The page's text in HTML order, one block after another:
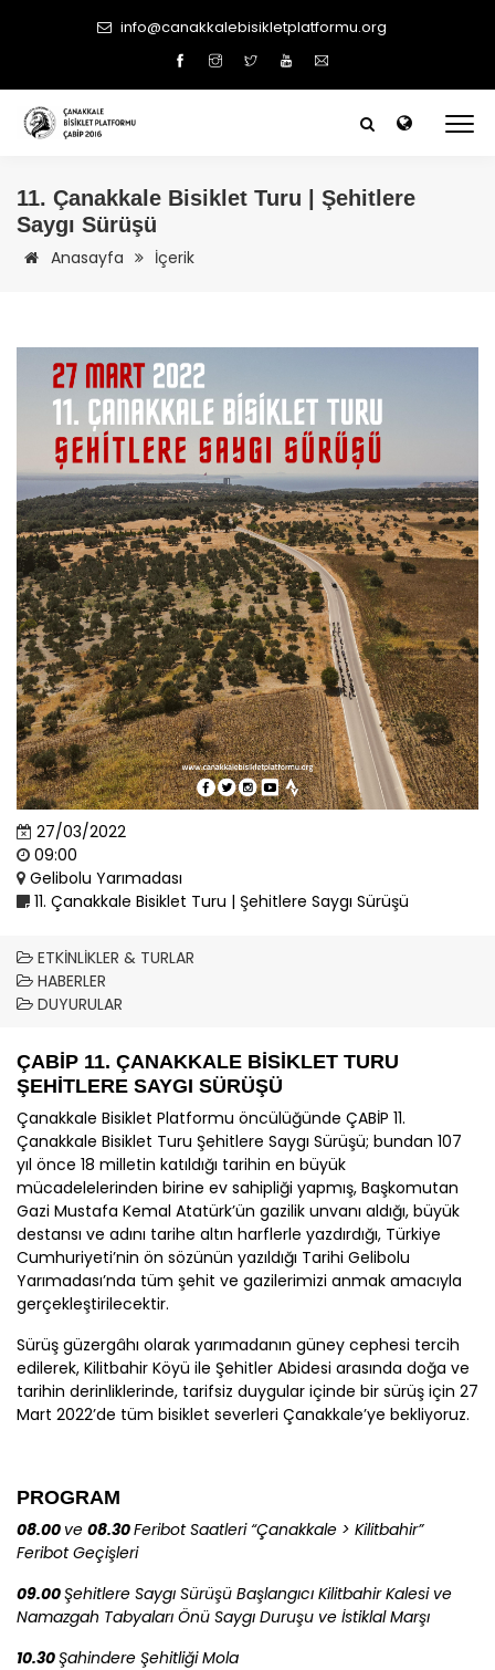
info@canakkalebisikletplatformu.org
11. Çanakkale Bisiklet Turu | Şehitlere
Saygı Sürüşü
Anasayfa İçerik
27/03/2022
09:00
Gelibolu Yarımadası
11. Çanakkale Bisiklet Turu | Şehitlere Saygı Sürüşü
ETKINLIKLER & TURLAR
HABERLER
DUYURULAR
ÇABİP 11. ÇANAKKALE BİSİKLET TURU
ŞEHİTLERE SAYGI SÜRÜŞÜ
Çanakkale Bisiklet Platformu öncülüğünde ÇABİP 11.
Çanakkale Bisiklet Turu Şehitlere Saygı Sürüşü; bundan 107
yıl önce 18 milletin katıldığı tarihin en büyük
mücadelelerinden birine ev sahipliği yapmış, Başkomutan
Gazi Mustafa Kemal Atatürk’ün gazilik unvanı aldığı, büyük
destansı ve adını tarihe altın harflerle yazdırdığı, Türkiye
Cumhuriyeti’nin ön sözünün yazıldığı Tarihi Gelibolu
Yarımadası’nda tüm şehit ve gazilerimizi anmak amacıyla
gerçekleştirilecektir.
Sürüş güzergâhı olarak yarımadanın güney cephesi tercih
edilerek, Kilitbahir Köyü ile Şehitler Abidesi arasında doğa ve
tarihin derinliklerinde, tarifsiz duygular içinde bir sürüş için 27
Mart 2022’de tüm bisiklet severleri Çanakkale’ye bekliyoruz.
PROGRAM
08.00 ve 08.30Feribot Saatleri “Çanakkale > Kilitbahir”
Feribot Geçişleri
09.00Şehitlere Saygı Sürüşü Başlangıcı Kilitbahir Kalesi ve
Namazgah Tabyaları Önü Saygı Duruşu ve İstiklal Marşı
10.30Şahindere Şehitliği Mola